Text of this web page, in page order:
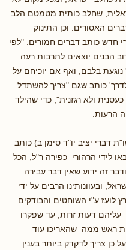
שחלב כותית מטמטם הלב.
האסורים. וכן התינוק
חדש כותב דברים חמורים: "לפי
הבנים יוצאים לתרבות רעה
נוגעת בלבם, ואף אם יוכיחם על
כותב שגם "צריך להשתדל
ולא רגזנית", כדי שהילד
הרעות.
דברי יציב יו"ד סימן ב) כותב
לידי הרהורי כפירה ר"ל, הכל
זה ידוע שאין דבר עבירה
ובעוונותינו הרבים על ידי
לועז ע"י השוחטים והבודקים
עליהם דעות זרות, עד שפקרו
ראש ממה שהאריכו עוד
כן צריך לדקדק ביותר בענין